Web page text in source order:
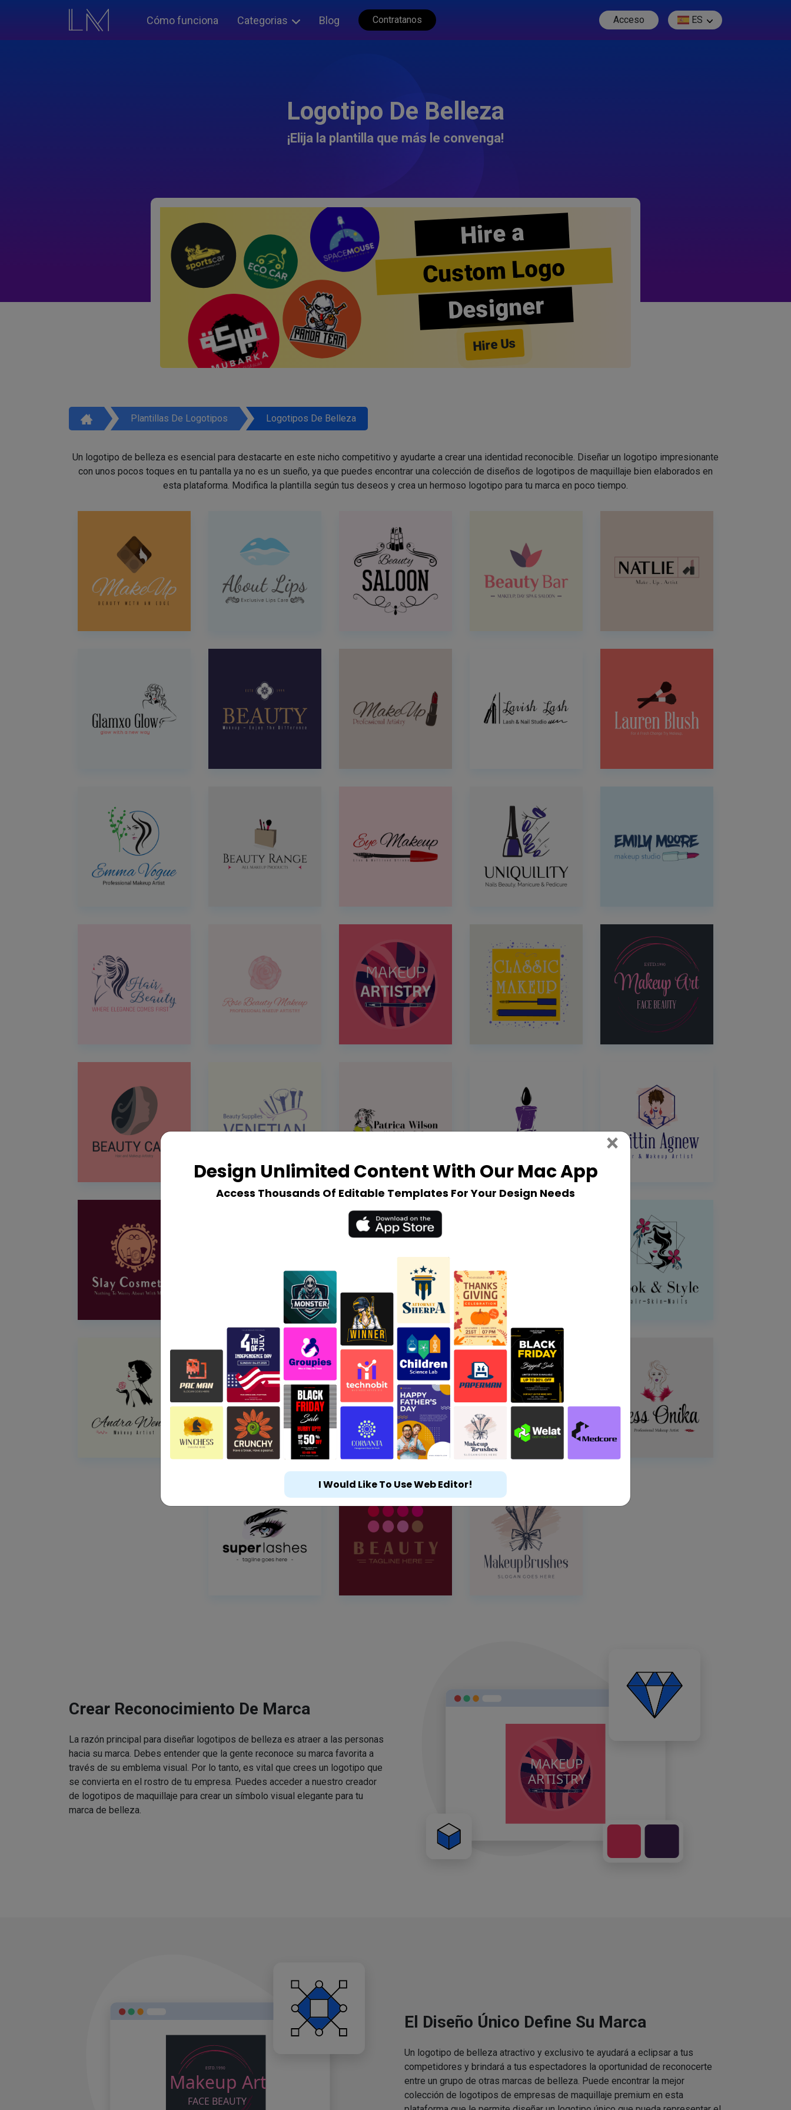
Cómo funciona Categorias Blog Contratanos Acceso ES
Logotipo De Belleza
¡Elija la plantilla que más le convenga!
Hire a
Custom Logo
Designer
Hire Us
Plantillas De Logotipos Logotipos De Belleza
Un logotipo de belleza es esencial para destacarte en este nicho competitivo y ayudarte a crear una identidad reconocible. Diseñar un logotipo impresionante
con unos pocos toques en tu pantalla ya no es un sueño, ya que puedes encontrar una colección de diseños de logotipos de maquillaje bien elaborados en
esta plataforma. Modifica la plantilla según tus deseos y crea un hermoso logotipo para tu marca en poco tiempo.
Crear Reconocimiento De Marca
La razón principal para diseñar logotipos de belleza es atraer a las personas
hacia su marca. Debes entender que la gente reconoce su marca favorita a
través de su emblema visual. Por lo tanto, es vital que crees un logotipo que
se convierta en el rostro de tu empresa. Puedes acceder a nuestro creador
de logotipos de maquillaje para crear un símbolo visual elegante para tu
marca de belleza.
El Diseño Único Define Su Marca
Un logotipo de belleza atractivo y exclusivo te ayudará a eclipsar a tus
competidores y brindará a tus espectadores la oportunidad de reconocerte
entre un grupo de otras marcas de belleza. Puede encontrar la mejor
colección de logotipos de empresas de maquillaje premium en esta
Design Unlimited Content With Our Mac App
Access Thousands Of Editable Templates For Your Design Needs
× Close
I Would Like To Use Web Editor!